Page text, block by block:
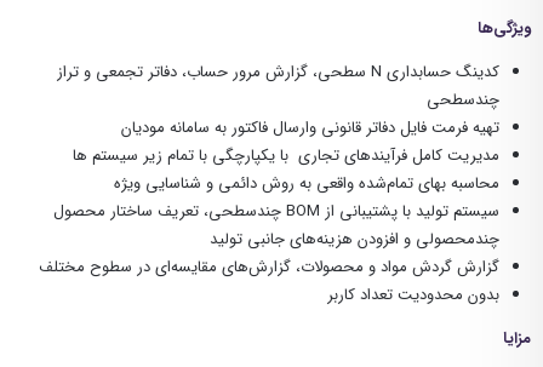
ویژگی‌ها
کدینگ حسابداری N سطحی، گزارش مرور حساب، دفاتر تجمعی و تراز
چندسطحی
تهیه فرمت فایل دفاتر قانونی وارسال فاکتور به سامانه مودیان
مدیریت کامل فرآیندهای تجاری با یکپارچگی با تمام زیر سیستم ها
محاسبه بهای تمام‌شده واقعی به روش دائمی و شناسایی ویژه
سیستم تولید با پشتیبانی از BOM چندسطحی، تعریف ساختار محصول
چندمحصولی و افزودن هزینه‌های جانبی تولید
گزارش گردش مواد و محصولات، گزارش‌های مقایسه‌ای در سطوح مختلف
بدون محدودیت تعداد کاربر
مزایا